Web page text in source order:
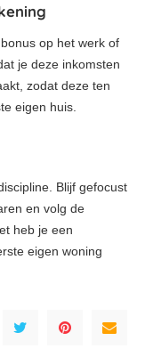
op het werk of
je deze inkomsten
zodat deze ten
eigen huis.
Blijf gefocust
en volg de
heb je een
eigen woning